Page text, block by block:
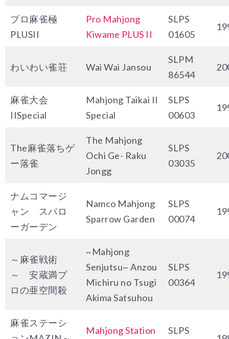
プロ麻雀極
PLUSII
Pro Mahjong
Kiwame PLUS II
SLPS
01605
わいわい雀荘 Wai Wai Jansou
SLPM
86544
麻雀大会
IISpecial
Mahjong Taikai II
Special
SLPS
00603
The麻雀落ちゲ
ー落雀
The Mahjong
Ochi Ge- Raku
Jongg
SLPS
03035
ナムコマージ
ャン スパロ
ーガーデン
Namco Mahjong
Sparrow Garden
SLPS
00074
～麻雀戦術
～ 安蔵満プ
ロの亜空間殺
~Mahjong
Senjutsu~ Anzou
Michiru no Tsugi
Akima Satsuhou
SLPS
00364
麻雀ステーシ
Mahjong Station
SLPS